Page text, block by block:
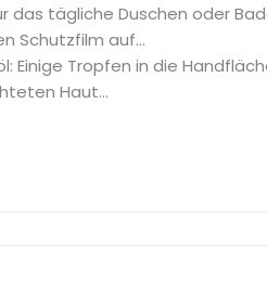
das tägliche Duschen oder
Schutzfilm auf...
Einige Tropfen in die
Haut...